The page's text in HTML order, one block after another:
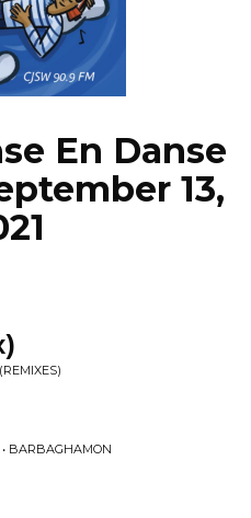
En Danse
13,
BARBAGHAMON